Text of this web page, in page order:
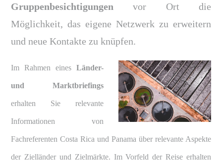
Gruppenbesichtigungen vor Ort die
Möglichkeit, das eigene Netzwerk zu erweitern
und neue Kontakte zu knüpfen.
Im Rahmen eines Länder-
und Marktbriefings
erhalten Sie relevante
Informationen von
Fachreferenten Costa Rica und Panama über relevante Aspekte
der Zielländer und Zielmärkte. Im Vorfeld der Reise erhalten